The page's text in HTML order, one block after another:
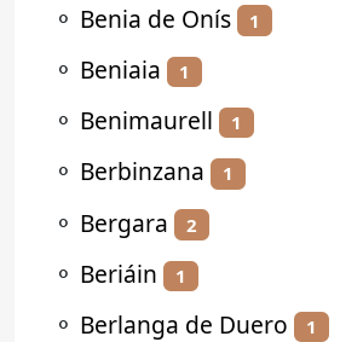
⚬ Benia de Onís 1
⚬ Beniaia 1
⚬ Benimaurell 1
⚬ Berbinzana 1
⚬ Bergara 2
⚬ Beriáin 1
⚬ Berlanga de Duero 1